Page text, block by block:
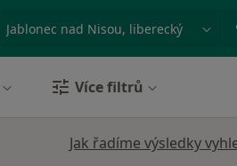
Více filtrů
Jak řadíme výsledky